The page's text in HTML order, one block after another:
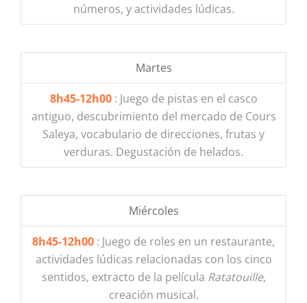
números, y actividades lúdicas.
Martes
8h45-12h00: Juego de pistas en el casco
antiguo, descubrimiento del mercado de Cours
Saleya, vocabulario de direcciones, frutas y
verduras. Degustación de helados.
Miércoles
8h45-12h00 : Juego de roles en un restaurante,
actividades lúdicas relacionadas con los cinco
sentidos, extracto de la película Ratatouille,
creación musical.